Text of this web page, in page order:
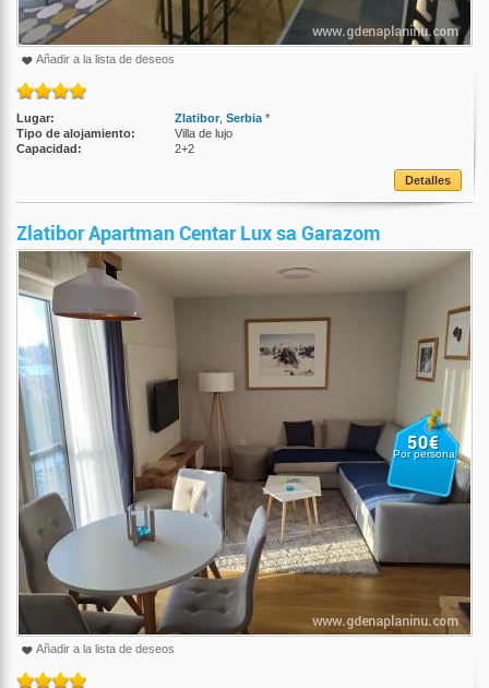
Añadir a la lista de deseos
Lugar: Zlatibor, Serbia *
Tipo de alojamiento:
Villa de lujo
Capacidad:
2+2
Detalles
Zlatibor Apartman Centar Lux sa Garazom
Añadir a la lista de deseos
50€
Por persona